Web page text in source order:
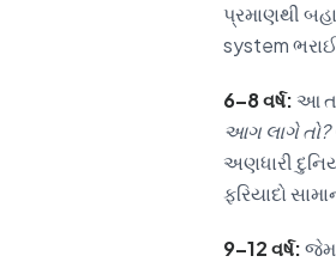
પ્રમાણથી
system
6–8 વર્ષ: આ
આગ લાગે તો?
અણધારી
ફરિયાદો
9–12 વર્ષ:જેમ